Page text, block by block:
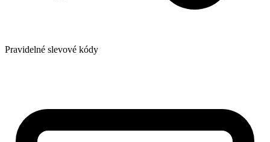
Pravidelné slevové kódy